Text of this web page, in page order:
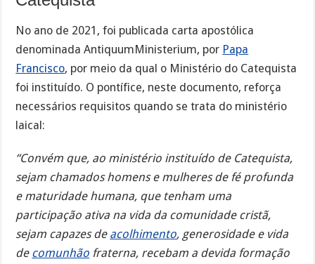
No ano de 2021, foi publicada carta apostólica
denominada AntiquumMinisterium, por Papa
Francisco, por meio da qual o Ministério do Catequista
foi instituído. O pontífice, neste documento, reforça
necessários requisitos quando se trata do ministério
laical:
“Convém que, ao ministério instituído de Catequista,
sejam chamados homens e mulheres de fé profunda
e maturidade humana, que tenham uma
participação ativa na vida da comunidade cristã,
sejam capazes de acolhimento, generosidade e vida
de comunhão fraterna, recebam a devida formação